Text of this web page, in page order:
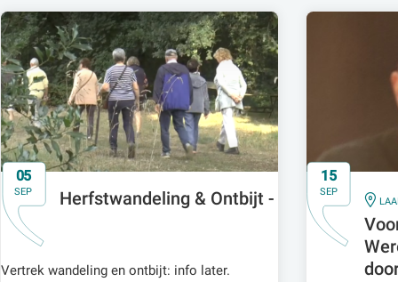
05
SEP Herfstwandeling & Ontbijt -
Vertrek wandeling en ontbijt: info later.
15
SEP
IN